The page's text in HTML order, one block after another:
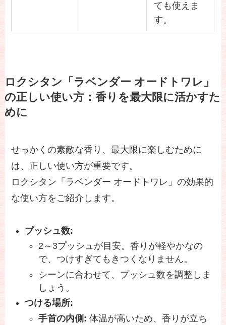
ても使えま
す。
ロクシタン「ラベンダー オードトワレ」
の正しい使い方：香りを最大限に活かすた
めに
せっかくの素敵な香り、最大限に楽しむために
は、正しい使い方が重要です。
ロクシタン「ラベンダー オードトワレ」の効果的
な使い方をご紹介します。
プッシュ数:
2～3プッシュが目安。香りが軽やかなの
で、つけすぎてもきつくなりません。
シーンに合わせて、プッシュ数を調整しま
しょう。
つける場所:
手首の内側: 体温が高いため、香りが立ち